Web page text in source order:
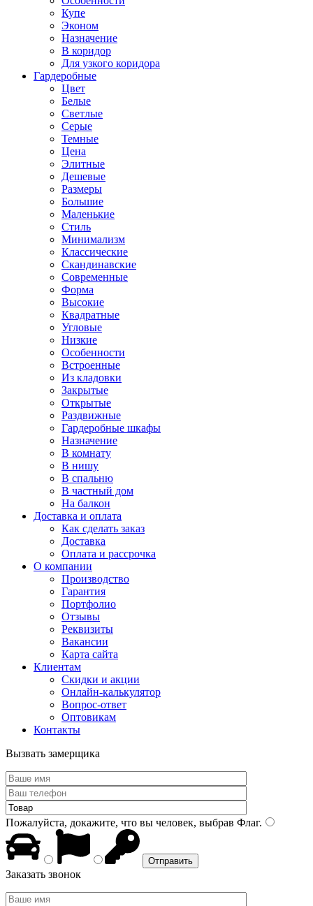
Купе
Эконом
Назначение
В коридор
Для узкого коридора
Гардеробные
Цвет
Белые
Светлые
Серые
Темные
Цена
Элитные
Дешевые
Размеры
Большие
Маленькие
Стиль
Минимализм
Классические
Скандинавские
Современные
Форма
Высокие
Квадратные
Угловые
Низкие
Особенности
Встроенные
Из кладовки
Закрытые
Открытые
Раздвижные
Гардеробные шкафы
Назначение
В комнату
В нишу
В спальню
В частный дом
На балкон
Доставка и оплата
Как сделать заказ
Доставка
Оплата и рассрочка
О компании
Производство
Гарантия
Портфолио
Отзывы
Реквизиты
Вакансии
Карта сайта
Клиентам
Скидки и акции
Онлайн-калькулятор
Вопрос-ответ
Оптовикам
Контакты
Вызвать замерщика
Пожалуйста, докажите, что вы человек, выбрав Флаг.
Заказать звонок